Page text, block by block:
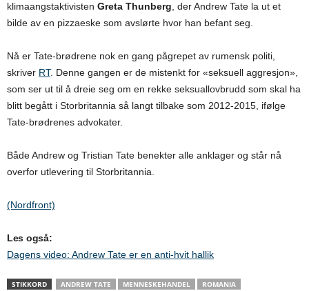
klimaangstaktivisten Greta Thunberg, der Andrew Tate la ut et
bilde av en pizzaeske som avslørte hvor han befant seg.
Nå er Tate-brødrene nok en gang pågrepet av rumensk politi,
skriver RT. Denne gangen er de mistenkt for «seksuell aggresjon»,
som ser ut til å dreie seg om en rekke seksuallovbrudd som skal ha
blitt begått i Storbritannia så langt tilbake som 2012-2015, ifølge
Tate-brødrenes advokater.
Både Andrew og Tristian Tate benekter alle anklager og står nå
overfor utlevering til Storbritannia.
(Nordfront)
Les også:
Dagens video: Andrew Tate er en anti-hvit hallik
STIKKORD ANDREW TATE MENNESKEHANDEL
ROMANIA